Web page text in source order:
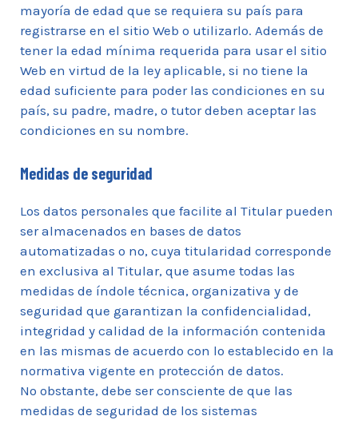
mayoría de edad que se requiera su país para
registrarse en el sitio Web o utilizarlo. Además de
tener la edad mínima requerida para usar el sitio
Web en virtud de la ley aplicable, si no tiene la
edad suficiente para poder las condiciones en su
país, su padre, madre, o tutor deben aceptar las
condiciones en su nombre.
Medidas de seguridad
Los datos personales que facilite al Titular pueden
ser almacenados en bases de datos
automatizadas o no, cuya titularidad corresponde
en exclusiva al Titular, que asume todas las
medidas de índole técnica, organizativa y de
seguridad que garantizan la confidencialidad,
integridad y calidad de la información contenida
en las mismas de acuerdo con lo establecido en la
normativa vigente en protección de datos.
No obstante, debe ser consciente de que las
medidas de seguridad de los sistemas